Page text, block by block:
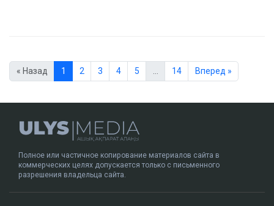
« Назад 1 2 3 4 5 … 14 Вперед »
Полное или частичное копирование материалов сайта в
коммерческих целях допускается только с письменного
разрешения владельца сайта.